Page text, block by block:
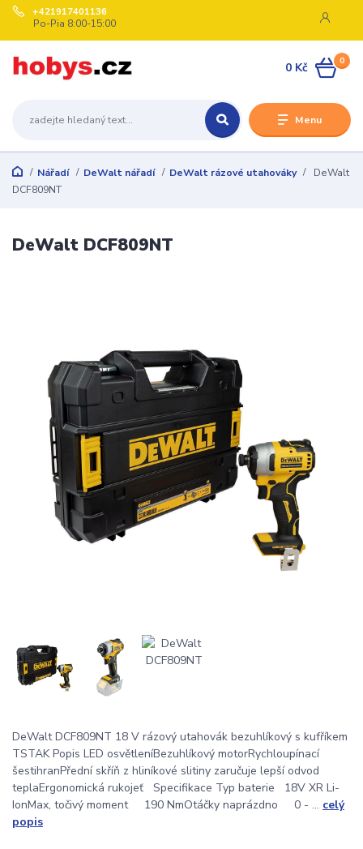
Menu
+421917401136
Po-Pia 8:00-15:00
0
0 Kč
Nářadí DeWalt nářadí DeWalt rázové utahováky
DeWalt
DCF809NT
DeWalt DCF809NT
DeWalt DCF809NT 18 V rázový utahovák bezuhlíkový s kufříkem
TSTAK Popis LED osvětleníBezuhlíkový motorRychloupínací
šestihranPřední skříň z hliníkové slitiny zaručuje lepší odvod
teplaErgonomická rukojeť Specifikace Typ baterie 18V XR Li-
IonMax, točivý moment 190 NmOtáčky naprázdno 0 - ... celý
popis